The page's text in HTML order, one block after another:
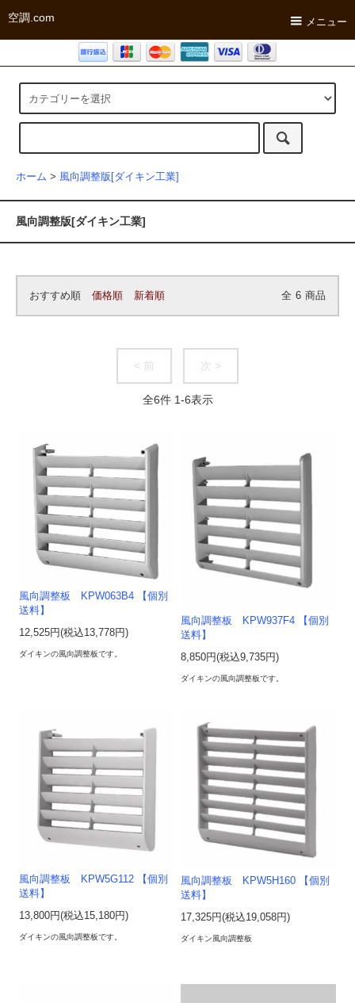
空調.com メニュー
ホーム > 風向調整版[ダイキン工業]
風向調整版[ダイキン工業]
おすすめ順 価格順 新着順 全 6 商品
< 前 次 >
全6件 1-6表示
風向調整板 KPW063B4 【個別
送料】
12,525円(税込13,778円)
ダイキンの風向調整板です。
風向調整板 KPW937F4 【個別
送料】
8,850円(税込9,735円)
ダイキンの風向調整板です。
風向調整板 KPW5G112 【個別
送料】
13,800円(税込15,180円)
ダイキンの風向調整板です。
風向調整板 KPW5H160 【個別
送料】
17,325円(税込19,058円)
ダイキン風向調整板